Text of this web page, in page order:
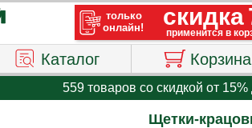
Каталог Корзина
559 товаров со скидкой от
Щетки-